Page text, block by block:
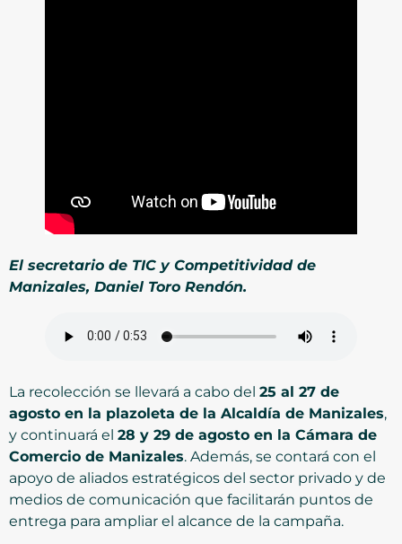
El secretario de TIC y Competitividad de
Manizales, Daniel Toro Rendón.
La recolección se llevará a cabo del 25 al 27 de
agosto en la plazoleta de la Alcaldía de Manizales,
y continuará el 28 y 29 de agosto en la Cámara de
Comercio de Manizales. Además, se contará con el
apoyo de aliados estratégicos del sector privado y de
medios de comunicación que facilitarán puntos de
entrega para ampliar el alcance de la campaña.